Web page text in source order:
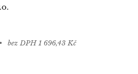
bez DPH 1 696,43 Kč